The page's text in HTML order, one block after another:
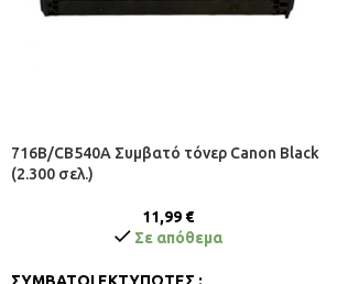
716B/CB540A Συμβατό τόνερ Canon Black
(2.300 σελ.)
11,99 €
Σε απόθεμα